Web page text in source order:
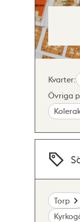
Kvarter:
Övriga
Torp